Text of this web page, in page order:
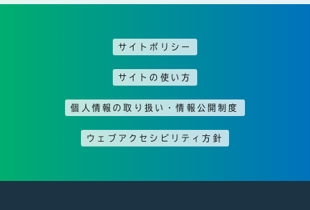
サイトポリシー
サイトの使い方
個人情報の取り扱い・情報公開制度
ウェブアクセシビリティ方針